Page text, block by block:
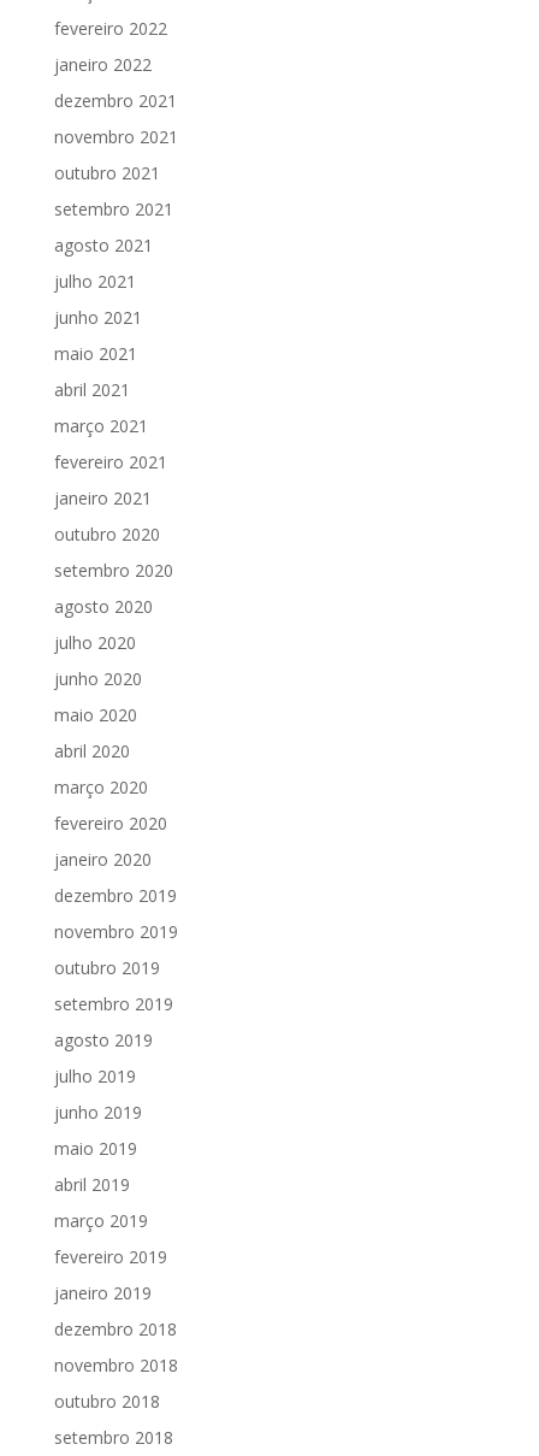
fevereiro 2022
janeiro 2022
dezembro 2021
novembro 2021
outubro 2021
setembro 2021
agosto 2021
julho 2021
junho 2021
maio 2021
abril 2021
março 2021
fevereiro 2021
janeiro 2021
outubro 2020
setembro 2020
agosto 2020
julho 2020
junho 2020
maio 2020
abril 2020
março 2020
fevereiro 2020
janeiro 2020
dezembro 2019
novembro 2019
outubro 2019
setembro 2019
agosto 2019
julho 2019
junho 2019
maio 2019
abril 2019
março 2019
fevereiro 2019
janeiro 2019
dezembro 2018
novembro 2018
outubro 2018
setembro 2018